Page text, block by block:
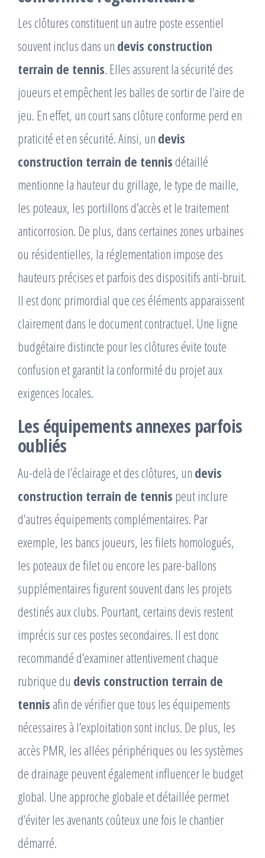
Les clôtures constituent un autre poste essentiel
souvent inclus dans un devis construction
terrain de tennis. Elles assurent la sécurité des
joueurs et empêchent les balles de sortir de l’aire de
jeu. En effet, un court sans clôture conforme perd en
praticité et en sécurité. Ainsi, un devis
construction terrain de tennis détaillé
mentionne la hauteur du grillage, le type de maille,
les poteaux, les portillons d’accès et le traitement
anticorrosion. De plus, dans certaines zones urbaines
ou résidentielles, la réglementation impose des
hauteurs précises et parfois des dispositifs anti-bruit.
Il est donc primordial que ces éléments apparaissent
clairement dans le document contractuel. Une ligne
budgétaire distincte pour les clôtures évite toute
confusion et garantit la conformité du projet aux
exigences locales.
Les équipements annexes parfois
oubliés
Au-delà de l’éclairage et des clôtures, un devis
construction terrain de tennis peut inclure
d’autres équipements complémentaires. Par
exemple, les bancs joueurs, les filets homologués,
les poteaux de filet ou encore les pare-ballons
supplémentaires figurent souvent dans les projets
destinés aux clubs. Pourtant, certains devis restent
imprécis sur ces postes secondaires. Il est donc
recommandé d’examiner attentivement chaque
rubrique du devis construction terrain de
tennis afin de vérifier que tous les équipements
nécessaires à l’exploitation sont inclus. De plus, les
accès PMR, les allées périphériques ou les systèmes
de drainage peuvent également influencer le budget
global. Une approche globale et détaillée permet
d’éviter les avenants coûteux une fois le chantier
démarré.